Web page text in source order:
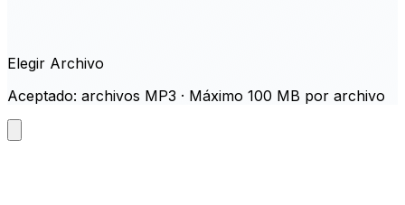
Elegir Archivo
Aceptado: archivos MP3 · Máximo 100 MB por archivo